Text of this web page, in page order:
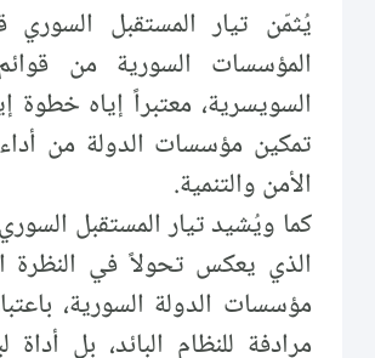
يُثمّن تيار المستقبل
المؤسسات السورية من
السويسرية، معتبراً إياه خطوة
تمكين مؤسسات الدولة من
الأمن والتنمية.
كما ويُشيد تيار المستقبل السوري
الذي يعكس تحولاً في النظرة
مؤسسات الدولة السورية،
مرادفة للنظام البائد، بل أداة